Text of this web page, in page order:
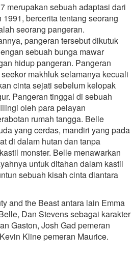
merupakan sebuah adaptasi dari
bercerita tentang seorang
seorang pangeran.
pangeran tersebut dikutuk
sebuah bunga mawar
hidup pangeran. Pangeran
makhluk selamanya kecuali
cinta sejati sebelum kelopak
Pangeran tinggal di sebuah
oleh para pelayan
rumah tangga. Belle
yang cerdas, mandiri yang pada
di dalam hutan dan tanpa
monster. Belle menawarkan
untuk ditahan dalam kastil
sebuah kisah cinta diantara
and the Beast antara lain Emma
Dan Stevens sebagai karakter
Gaston, Josh Gad pemeran
Kline pemeran Maurice.